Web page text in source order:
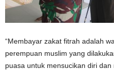
“Membayar zakat fitrah adalah
perempuan muslim yang
puasa untuk mensucikan diri